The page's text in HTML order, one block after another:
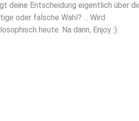
deine Entscheidung eigentlich über
oder falsche Wahl? ... Wird
heute. Na dann, Enjoy :)